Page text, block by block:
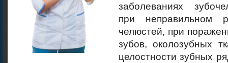
заболеваниях
при неправильном
челюстей, при
зубов, околозубных
целостности зубных